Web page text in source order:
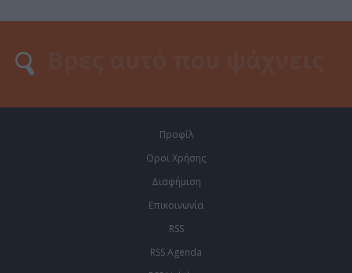
Προφίλ
Οροι Χρήσης
Διαφήμιση
Επικοινωνία
RSS
RSS Agenda